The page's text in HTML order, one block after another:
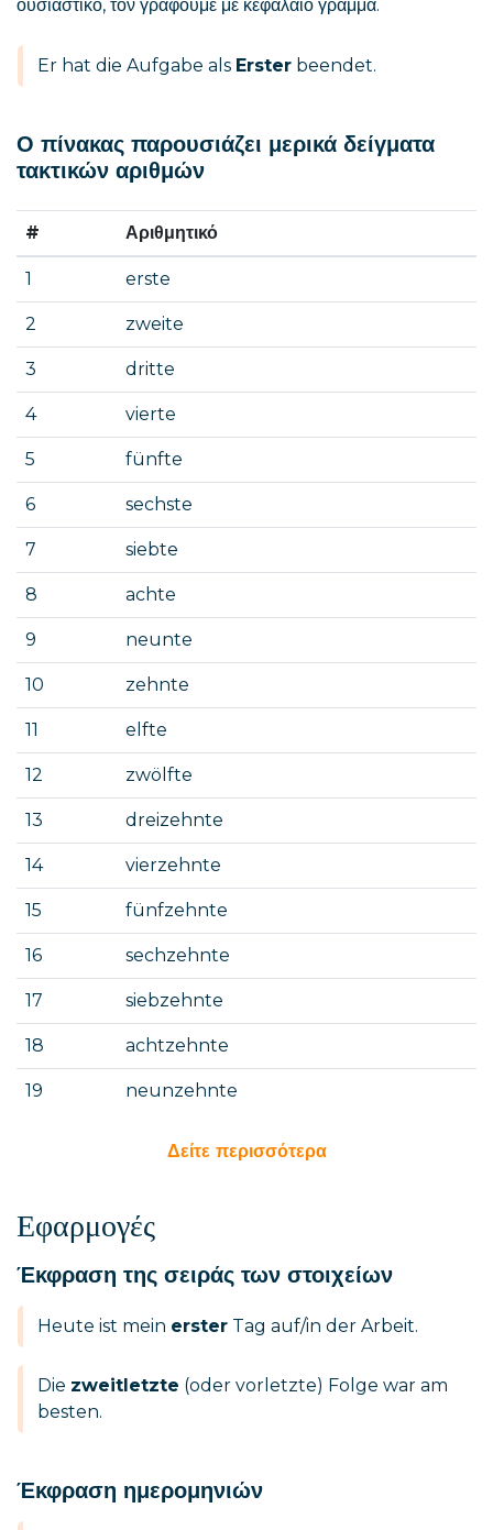
ουσιαστικό, τον γράφουμε με κεφαλαίο γράμμα.
Er hat die Aufgabe als Erster beendet.
Ο πίνακας παρουσιάζει μερικά δείγματα
τακτικών αριθμών
# Αριθμητικό
1 erste
2 zweite
3 dritte
4 vierte
5 fünfte
6 sechste
7 siebte
8 achte
9 neunte
10 zehnte
11 elfte
12 zwölfte
13 dreizehnte
14 vierzehnte
15 fünfzehnte
16 sechzehnte
17 siebzehnte
18 achtzehnte
19 neunzehnte
Δείτε περισσότερα
Εφαρμογές
Έκφραση της σειράς των στοιχείων
Heute ist mein erster Tag auf/in der Arbeit.
Die zweitletzte (oder vorletzte) Folge war am
besten.
Έκφραση ημερομηνιών